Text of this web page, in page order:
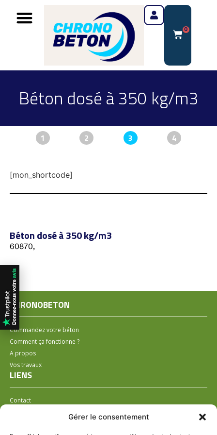
Gérer le consentement
0
Béton dosé à 350 kg/m3
1 2 3 4
[mon_shortcode]
Béton dosé à 350 kg/m3
60870,
CHRONOBETON
Commandez votre béton
Comment ça fonctionne ?
A propos
Vos travaux
LIENS
Contact